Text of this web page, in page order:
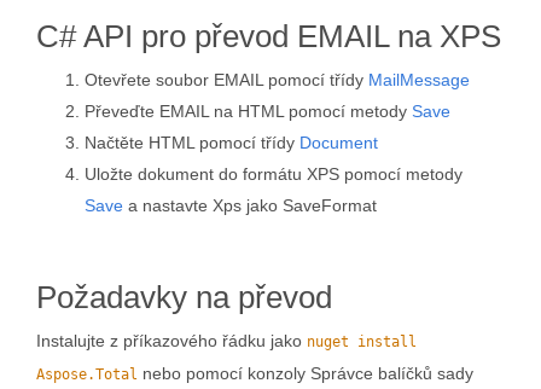
C# API pro převod EMAIL na XPS
Otevřete soubor EMAIL pomocí třídy MailMessage
Převeďte EMAIL na HTML pomocí metody Save
Načtěte HTML pomocí třídy Document
Uložte dokument do formátu XPS pomocí metody
Save a nastavte Xps jako SaveFormat
Požadavky na převod
Instalujte z příkazového řádku jako nuget install
Aspose.Total nebo pomocí konzoly Správce balíčků sady